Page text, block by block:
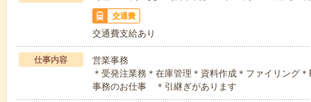
交通費
交通費支給あり
仕事内容
営業事務
＊受発注業務＊在庫管理＊資料作成＊ファイリング
事務のお仕事 ＊引継ぎがあります